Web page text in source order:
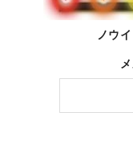
ノウ